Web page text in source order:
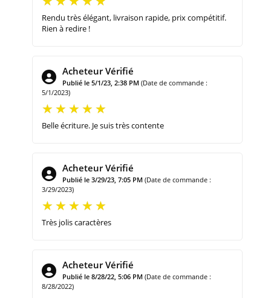
Rendu très élégant, livraison rapide, prix compétitif.
Rien à redire !
Acheteur Vérifié
Publié le 5/1/23, 2:38 PM (Date de commande :
5/1/2023)
Belle écriture. Je suis très contente
Acheteur Vérifié
Publié le 3/29/23, 7:05 PM (Date de commande :
3/29/2023)
Très jolis caractères
Acheteur Vérifié
Publié le 8/28/22, 5:06 PM (Date de commande :
8/28/2022)